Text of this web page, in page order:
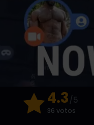
4.3/5
36 votos